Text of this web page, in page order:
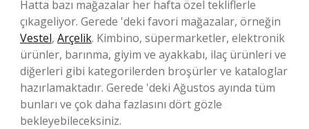
Hatta bazı mağazalar her hafta özel tekliflerle
çıkageliyor. Gerede 'deki favori mağazalar, örneğin
Vestel, Arçelik. Kimbino, süpermarketler, elektronik
ürünler, barınma, giyim ve ayakkabı, ilaç ürünleri ve
diğerleri gibi kategorilerden broşürler ve kataloglar
hazırlamaktadır. Gerede 'deki Ağustos ayında tüm
bunları ve çok daha fazlasını dört gözle
bekleyebileceksiniz.